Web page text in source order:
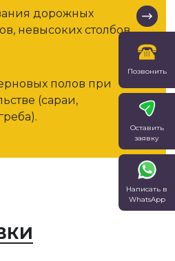
дорожных
невысоких столбов
полов при
(сараи,
Позвонить
Оставить
заявку
Написать в
WhatsApp